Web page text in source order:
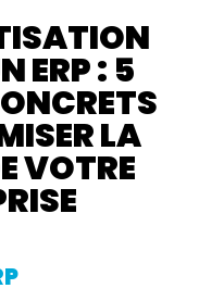
ERP : 5
LA
VOTRE